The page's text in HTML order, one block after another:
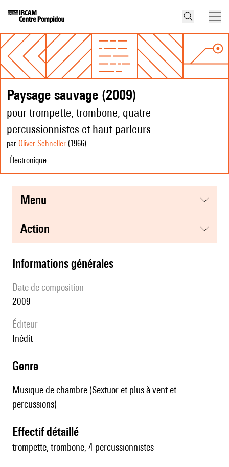
Paysage sauvage (2009)
pour trompette, trombone, quatre
percussionnistes et haut-parleurs
par Oliver Schneller (1966)
Électronique
menu
action
informations générales
date de composition
2009
éditeur
Inédit
genre
Musique de chambre (Sextuor et plus à vent et
percussions)
effectif détaillé
trompette, trombone, 4 percussionnistes